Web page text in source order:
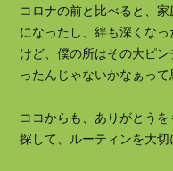
コロナの前と比べると、
になったし、絆も深くな
けど、僕の所はその大ピ
ったんじゃないかなぁって
ココからも、ありがとう
探して、ルーティンを大切